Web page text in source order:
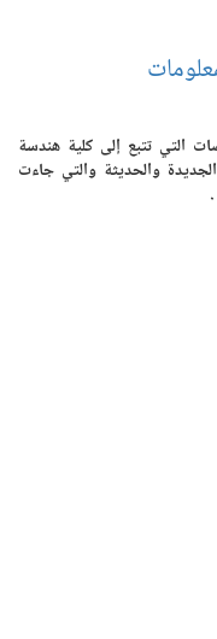
التي تتبع إلى كلية هندسة
والحديثة والتي جاءت
.